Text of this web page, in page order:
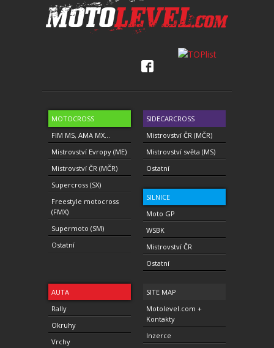
MOTOCROSS
FIM MS, AMA MX...
Mistrovství Evropy (ME)
Mistrovství ČR (MČR)
Supercross (SX)
Freestyle motocross
(FMX)
Supermoto (SM)
Ostatní
SIDECARCROSS
Mistrovství ČR (MČR)
Mistrovství světa (MS)
Ostatní
SILNICE
Moto GP
WSBK
Mistrovství ČR
Ostatní
AUTA
Rally
Okruhy
Vrchy
SITE MAP
Motolevel.com +
Kontakty
Inzerce